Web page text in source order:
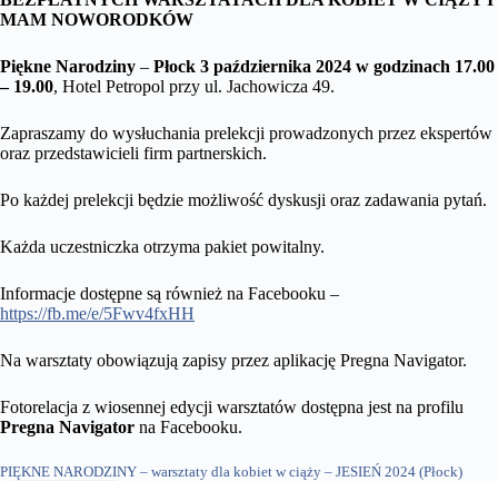
MAM NOWORODKÓW
Piękne Narodziny – Płock 3 października 2024 w godzinach 17.00
– 19.00, Hotel Petropol przy ul. Jachowicza 49.
Zapraszamy do wysłuchania prelekcji prowadzonych przez ekspertów
oraz przedstawicieli firm partnerskich.
Po każdej prelekcji będzie możliwość dyskusji oraz zadawania pytań.
Każda uczestniczka otrzyma pakiet powitalny.
Informacje dostępne są również na Facebooku –
https://fb.me/e/5Fwv4fxHH
Na warsztaty obowiązują zapisy przez aplikację Pregna Navigator.
Fotorelacja z wiosennej edycji warsztatów dostępna jest na profilu
Pregna Navigator na Facebooku.
PIĘKNE NARODZINY – warsztaty dla kobiet w ciąży – JESIEŃ 2024 (Płock)